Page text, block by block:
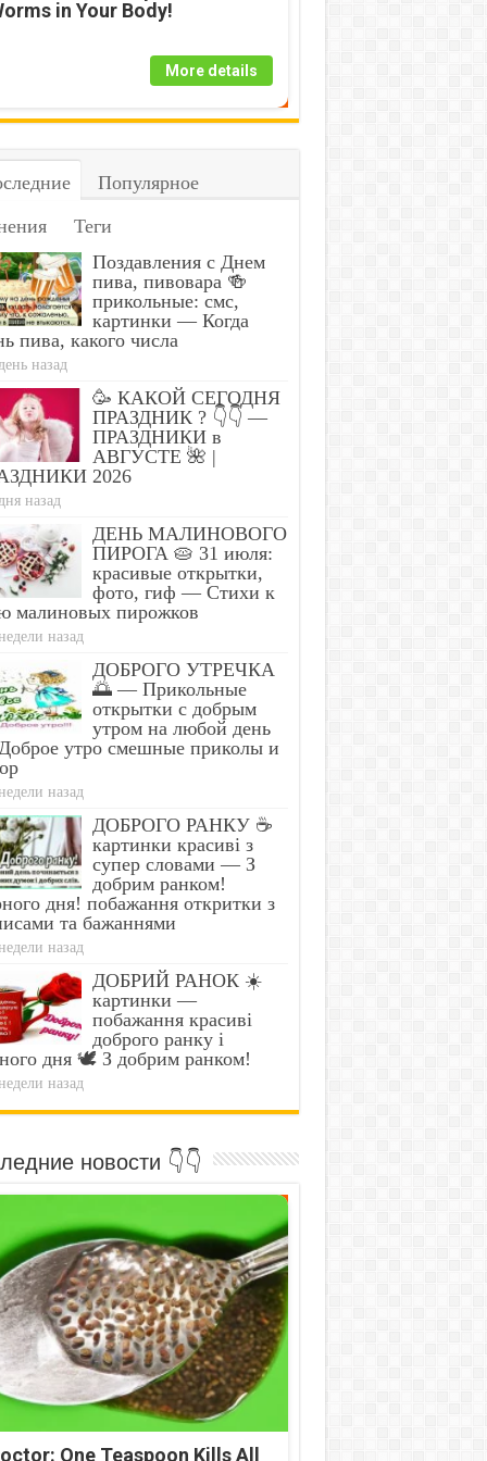
From Your Body!
in Your Body!
More details
Популярное
Теги
Поздавления с Днем
пива, пивовара 🍻
прикольные: смс,
картинки — Когда
пива, какого числа
назад
🥳 КАКОЙ СЕГОДНЯ
ПРАЗДНИК ? 👇👇 —
ПРАЗДНИКИ в
АВГУСТЕ 🌺 |
2026
назад
ДЕНЬ МАЛИНОВОГО
ПИРОГА 🥧 31 июля:
красивые открытки,
фото, гиф — Стихи к
малиновых пирожков
назад
ДОБРОГО УТРЕЧКА
🌅 — Прикольные
открытки с добрым
утром на любой день
утро смешные приколы и
назад
ДОБРОГО РАНКУ ☕
картинки красиві з
супер словами — З
добрим ранком!
дня! побажання откритки з
та бажаннями
назад
ДОБРИЙ РАНОК ☀️
картинки —
побажання красиві
доброго ранку і
дня 🕊️ З добрим ранком!
назад
новости 👇👇
One Teaspoon Kills All